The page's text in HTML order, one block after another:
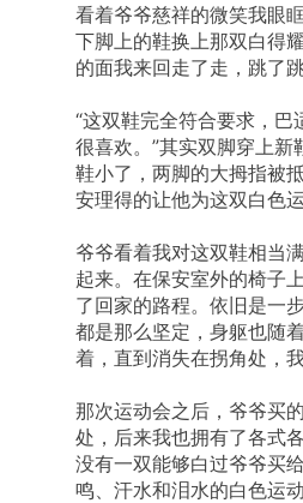
看着爷爷慈祥的微笑我眼
下脚上的鞋换上那双白得
的面我来回走了走，跳了跳
“这双鞋完全符合要求，
很喜欢。”其实双脚穿上新
鞋小了，两脚的大拇指被
安理得的让他为这双白色
爷爷看着我对这双鞋相当
起来。在保安室外的椅子
了回家的路程。依旧是一
都是那么坚定，身躯也随
着，直到消失在拐角处，
那次运动会之后，爷爷买
处，后来我也拥有了各式
没有一双能够白过爷爷买
鸣、汗水和泪水的白色运动